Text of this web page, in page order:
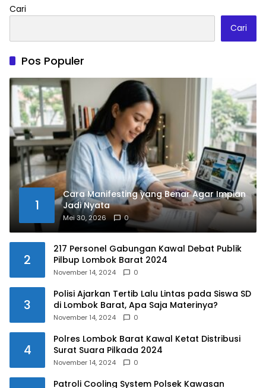
Cari
Cari
Pos Populer
1
Cara Manifesting yang Benar Agar Impian
Jadi Nyata
Mei 30, 2026 0
2
217 Personel Gabungan Kawal Debat Publik
Pilbup Lombok Barat 2024
November 14, 2024 0
3
Polisi Ajarkan Tertib Lalu Lintas pada Siswa SD
di Lombok Barat, Apa Saja Materinya?
November 14, 2024 0
4
Polres Lombok Barat Kawal Ketat Distribusi
Surat Suara Pilkada 2024
November 14, 2024 0
Patroli Cooling System Polsek Kawasan